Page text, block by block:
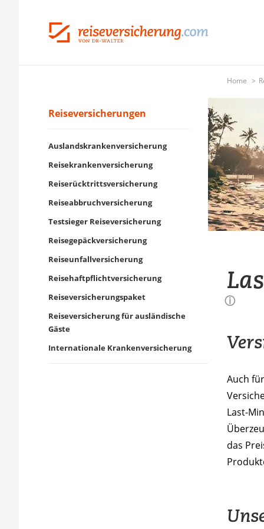
Home
Reiseversicherungen
Auslandskrankenversicherung
Reisekrankenversicherung
Reiserücktrittsversicherung
Reiseabbruchversicherung
Testsieger Reiseversicherung
Reisegepäckversicherung
Reiseunfallversicherung
Reisehaftpflichtversicherung
Reiseversicherungspaket
Reiseversicherung für ausländische
Gäste
Internationale Krankenversicherung
ⓘ
Auch
Last-
das